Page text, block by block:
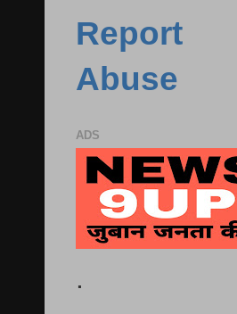
Report
Abuse
ADS
.